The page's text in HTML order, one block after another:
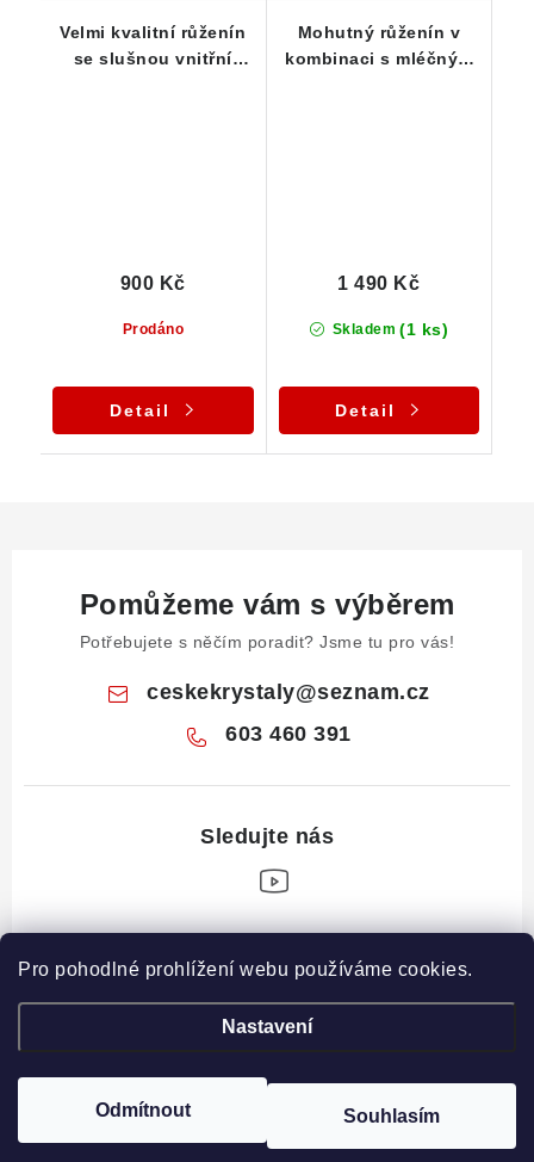
Pro pohodlné prohlížení webu používáme cookies.
Nastavení
Odmítnout Souhlasím
Velmi kvalitní růženín
se slušnou vnitřní
Prodáno
900 Kč
Detail
Mohutný růženín v
kombinaci s mléčným
Skladem (1 ks)
1 490 Kč
Detail
Pomůžeme vám s výběrem
Potřebujete s něčím poradit? Jsme tu pro vás!
ceskekrystaly@seznam.cz
603 460 391
Z
Informace pro vás
Obchodní podmínky
Poučení o právu na odstoupení od smlouvy
Vytvořil Shoptet
Copyright 2026České krystaly . Všechna práva vyhrazena.